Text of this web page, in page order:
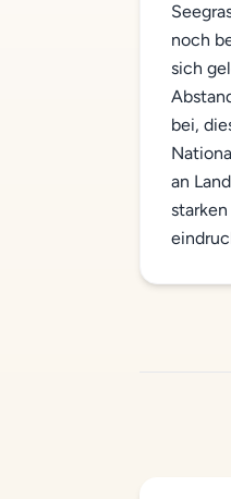
noch
sich
bei,
an